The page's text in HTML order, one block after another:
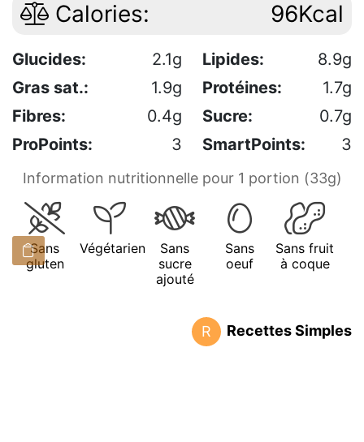
Calories: 96Kcal
Glucides: 2.1g Lipides:
8.9g
Gras sat.:
1.9g Protéines:
1.7g
Fibres:
0.4g Sucre:
0.7g
ProPoints:
3 SmartPoints: 3
Information nutritionnelle pour 1 portion (33g)
Sans
gluten
Végétarien
Sans
sucre
ajouté
Sans
oeuf
Sans fruit
à coque
R Recettes Simples